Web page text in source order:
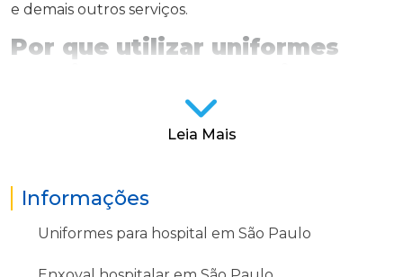
e demais outros serviços.
Por que utilizar uniformes
Existem diversos tipos de customização, tecidos e
cortes que podem dar origem à uniformes
desde os que devem ser utilizados em ocasiões
formais até os mais descolados, com estampas
modernas e joviais.
Leia Mais
Informações
Uniformes para hospital em São Paulo